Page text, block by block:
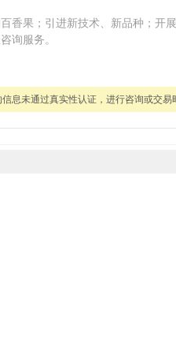
香果；引进新技术、新品种；开
询服务。
息未通过真实性认证，进行咨询或交易